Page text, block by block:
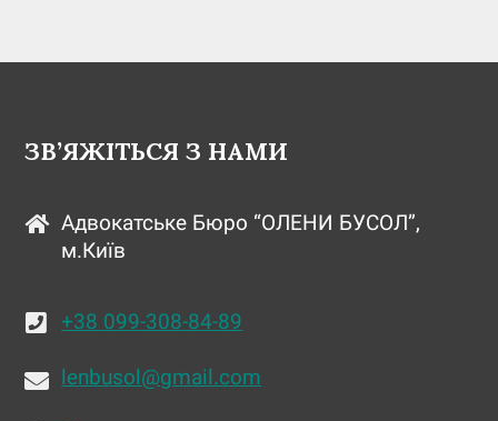
ЗВ’ЯЖІТЬСЯ З НАМИ
Адвокатське Бюро “ОЛЕНИ БУСОЛ”,
м.Київ
+38 099-308-84-89
lenbusol@gmail.com